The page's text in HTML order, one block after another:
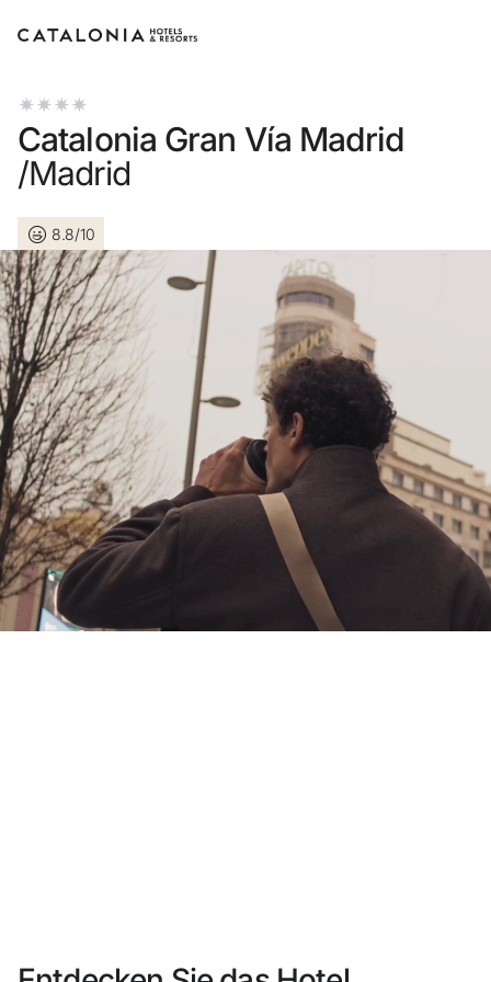
Bitte melden Sie sich an
LOGIN
Passwort vergessen?
oder verwenden Sie eine der folgenden
Mit Google anmelden
Sitzung nur mit E-Mail-Adresse starten
Sie haben sich noch nicht registriert ?
Konto anlegen
Catalonia Gran Vía Madrid
/Madrid
8.8/10